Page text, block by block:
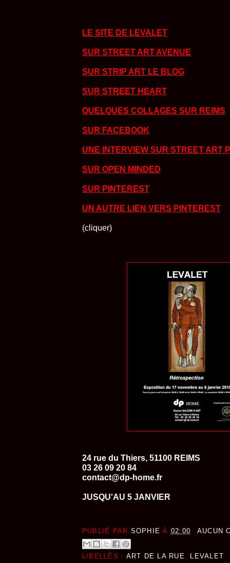
LE SITE DE LEVALET
SUR STREET ART AVENUE
SUR STRIP ART LE BLOG
SUR STREET HEART
QUELQUES COLLAGES SUR REIMS
SUR FACEBOOK
UNE INTERVIEW SUR STREET ART
SUR OPEN MINDED
SUR PINTEREST
UN AUTRE LIEN VERS PINTEREST
(cliquer)
24 rue du Thiers, 51100 REIMS
03 26 09 20 84
contact@dp-home.fr
JUSQU'AU 5 JANVIER
PUBLIÉ PAR SOPHIE À 02:00 AUCUN
LIBELLÉS : ART DE LA RUE LEVALET